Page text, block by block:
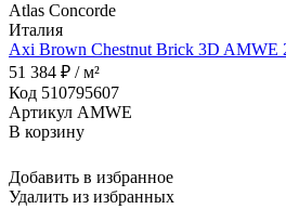
Atlas Concorde
Италия
Axi Brown Chestnut Brick 3D AMWE
51 384 ₽ / м²
Код 510795607
Артикул AMWE
В корзину
Добавить в избранное
Удалить из избранных